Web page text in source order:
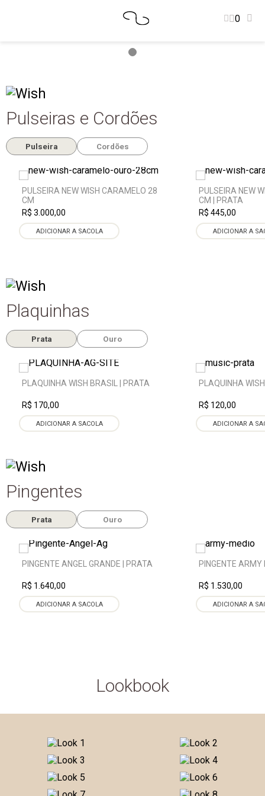
0
Pulseiras e Cordões
Pulseira Cordões
PULSEIRA NEW WISH CARAMELO 28
CM
R$ 3.000,00
ADICIONAR A SACOLA
PULSEIRA NEW
CM | PRATA
R$ 445,00
ADICIONAR A
Plaquinhas
Prata Ouro
PLAQUINHA WISH BRASIL | PRATA
R$ 170,00
ADICIONAR A SACOLA
PLAQUINHA
R$ 120,00
ADICIONAR A
Pingentes
Prata Ouro
PINGENTE ANGEL GRANDE | PRATA
R$ 1.640,00
ADICIONAR A SACOLA
PINGENTE
R$ 1.530,00
ADICIONAR A
Lookbook